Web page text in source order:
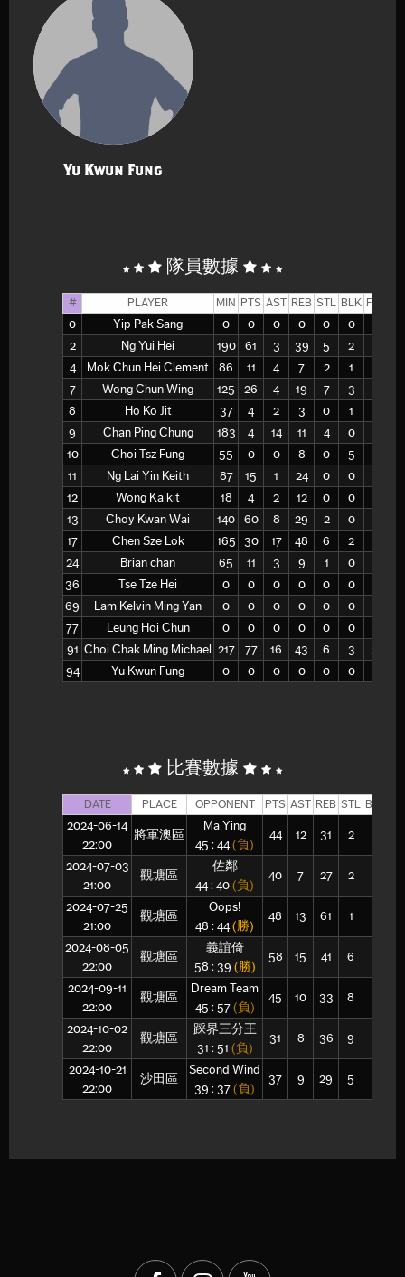
Yu Kwun Fung
隊員數據
# PLAYER MIN PTS AST REB STL BLK FGM
0 Yip Pak Sang 0 0 0 0 0 0
2
Ng Yui Hei 190 61 3 39 5 2
4
Mok Chun Hei Clement 86 11 4 7 2 1
7
Wong Chun Wing 125 26 4 19 7 3
8
Ho Ko Jit 37 4 2 3 0 1
9
Chan Ping Chung 183 4 14 11 4 0
10
Choi Tsz Fung 55 0 0 8 0 5
11
Ng Lai Yin Keith 87 15 1 24 0 0
12
Wong Ka kit 18 4 2 12 0 0
13
Choy Kwan Wai 140 60 8 29 2 0
17
Chen Sze Lok 165 30 17 48 6 2
24
Brian chan 65 11 3 9 1 0
36
Tse Tze Hei 0 0 0 0 0 0
69
Lam Kelvin Ming Yan 0 0 0 0 0 0
77
Leung Hoi Chun 0 0 0 0 0 0
91 Choi Chak Ming Michael 217 77 16 43 6 3
94
Yu Kwun Fung 0 0 0 0 0 0
比賽數據
DATE PLACE OPPONENT PTS AST REB STL BLK
2024-06-14
22:00
將軍澳區
Ma Ying
45 : 44 (負)
44 12 31 2
2024-07-03
21:00
觀塘區
佐鄰
44 : 40 (負)
40 7 27 2
2024-07-25
21:00
觀塘區
Oops!
48 : 44 (勝)
48 13 61 1
2024-08-05
22:00
觀塘區
義誼倚
58 : 39 (勝)
58 15 41 6
2024-09-11
22:00
觀塘區
Dream Team
45 : 57 (負)
45 10 33 8
2024-10-02
22:00
觀塘區
踩界三分王
31 : 51 (負)
31 8 36 9
2024-10-21
22:00
沙田區
Second Wind
39 : 37 (負)
37 9 29 5